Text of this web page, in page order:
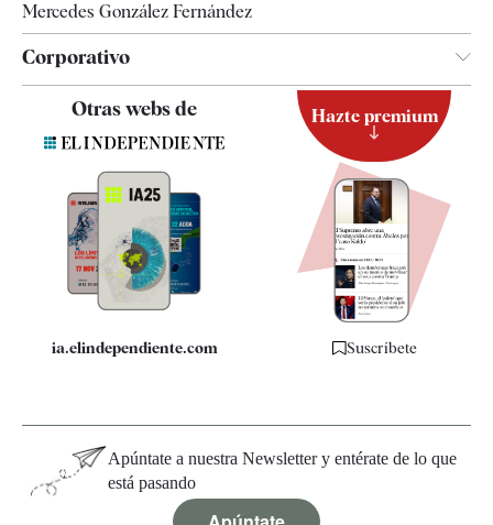
Mercedes González Fernández
Corporativo
Contacto
Quiénes somos
Especificaciones
Otras webs de
ia.elindependiente.com
Hazte premium
Suscríbete
Apúntate a nuestra Newsletter y entérate de lo que
está pasando